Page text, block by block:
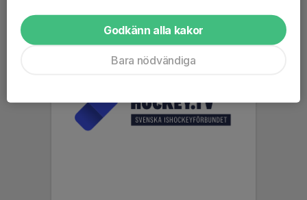
Godkänn alla kakor
Bara nödvändiga